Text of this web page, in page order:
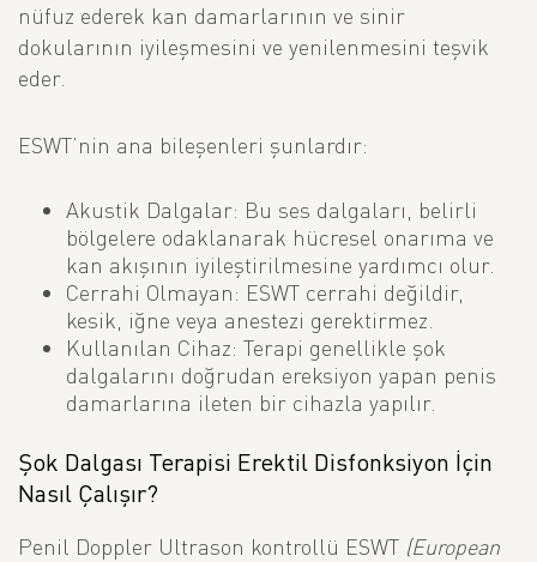
nüfuz ederek kan damarlarının ve sinir
dokularının iyileşmesini ve yenilenmesini teşvik
eder.
ESWT’nin ana bileşenleri şunlardır:
Akustik Dalgalar: Bu ses dalgaları, belirli
bölgelere odaklanarak hücresel onarıma ve
kan akışının iyileştirilmesine yardımcı olur.
Cerrahi Olmayan: ESWT cerrahi değildir,
kesik, iğne veya anestezi gerektirmez.
Kullanılan Cihaz: Terapi genellikle şok
dalgalarını doğrudan ereksiyon yapan penis
damarlarına ileten bir cihazla yapılır.
Şok Dalgası Terapisi Erektil Disfonksiyon İçin
Nasıl Çalışır?
Penil Doppler Ultrason kontrollü ESWT (European